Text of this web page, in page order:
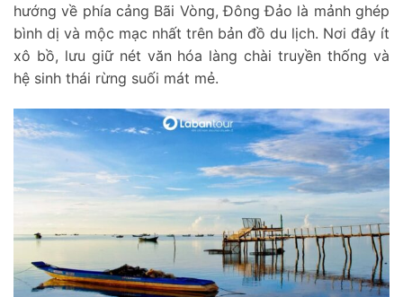
hướng về phía cảng Bãi Vòng, Đông Đảo là mảnh ghép
bình dị và mộc mạc nhất trên bản đồ du lịch. Nơi đây ít
xô bồ, lưu giữ nét văn hóa làng chài truyền thống và
hệ sinh thái rừng suối mát mẻ.